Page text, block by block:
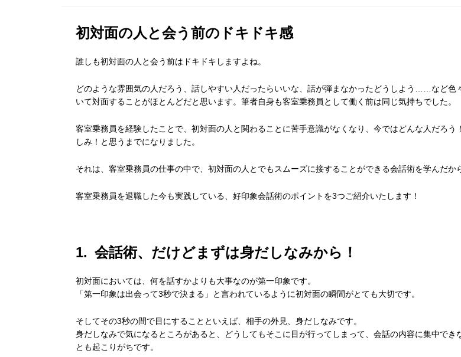
初対面の人と会う前のドキドキ感
誰しも初対面の人と会う前はドキドキしますよね。
どのような雰囲気の人だろう、話しやすい人だったらいいな、話が弾まなかったどうしよう……など色
いて対面することがほとんどだと思います。筆者自身も客室乗務員として働く前は同じ気持ちでした。
客室乗務員を経験したことで、初対面の人と関わることに苦手意識がなくなり、今ではどんな人だろう
しみ！と思うまでになりました。
それは、客室乗務員の仕事の中で、初対面の人とでもスムーズに接することができる会話術を学んだか
客室乗務員を退職した今も実践している、好印象会話術のポイントを3つご紹介いたします！
1. 会話術、だけどまずは身だしなみから！
初対面においては、何を話すかよりも大事なのが第一印象です。
「第一印象は出会って3秒で決まる」と言われているように初対面の瞬間がとても大切です。
そしてその3秒の間で目にすることといえば、相手の外見、身だしなみです。
身だしなみで気になるところがあると、どうしてもそこに目が行ってしまって、会話の内容に集中でき
とも起こりがちです。